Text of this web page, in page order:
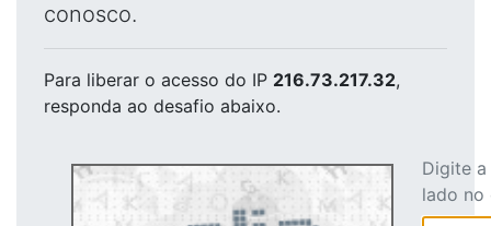
conosco.
Para liberar o acesso do IP 216.73.217.32,
responda ao desafio abaixo.
Digite
lado no